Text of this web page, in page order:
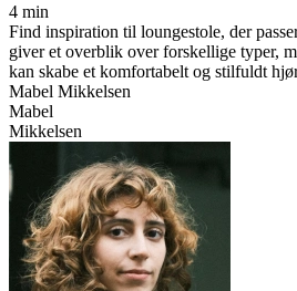
4 min
Find inspiration til loungestole, der
giver et overblik over forskellige typer,
kan skabe et komfortabelt og stilfuldt
Mabel Mikkelsen
Mabel
Mikkelsen